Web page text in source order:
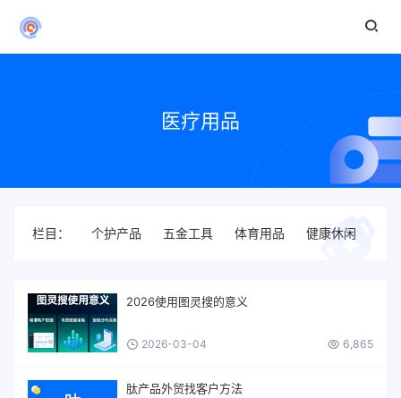
医疗用品
栏目： 个护产品 五金工具 体育用品 健康休闲
2026使用图灵搜的意义
2026-03-04 6,865
肽产品外贸找客户方法